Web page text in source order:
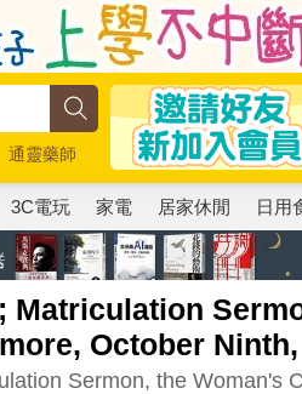
通靈藥師
3C電玩 家電 居家休閒 日用
Matriculation
October
Sermon, the Woman's